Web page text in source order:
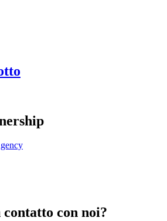
con noi?